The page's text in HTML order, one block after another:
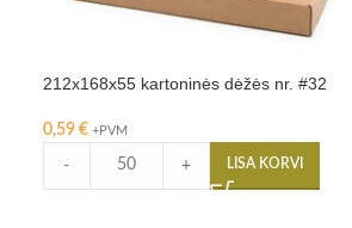
212x168x55 kartoninės dėžės nr. #32
0,59 € +PVM
- + LISA KORVI